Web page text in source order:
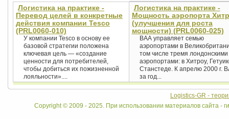
Логистика на практике -
Перевод целей в конкретные
действия компании Tesco
(PRL0060-010)
У компании Tesco в основу ее
базовой стратегии положена
ключевая цель — «создание
ценности для потребителей,
чтобы добиться их пожизненной
лояльности»....
Логистика на практике -
Мощность аэропорта
(улучшения для роста
мощности) (PRL0060-025)
ВАА управляет семью
аэропортами в
том числе тремя лондонскими
аэропортами: в Хитроу,
Станстеде. К апрелю 2000 г.
за год...
Logistics-GR -
Copyright © 2009 - 2025. При использовании материалов сайта -